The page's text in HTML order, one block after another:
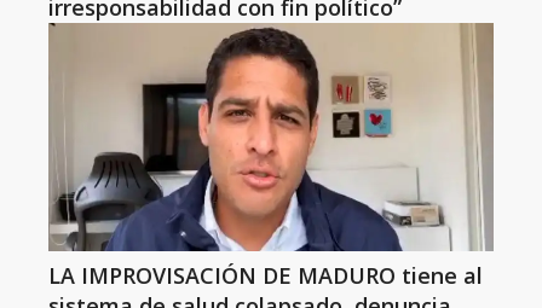
irresponsabilidad con fin político”
LA IMPROVISACIÓN DE MADURO tiene al